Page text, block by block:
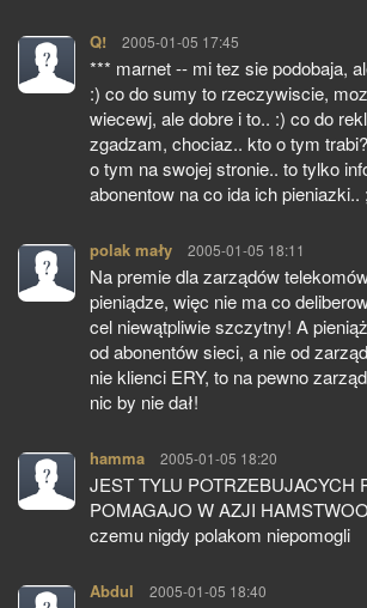
Q! pisze:
2005-01-05 17:45
*** marnet -- mi tez sie podobaja,
:) co do sumy to rzeczywiscie,
wiecewj, ale dobre i to.. :) co do
zgadzam, chociaz.. kto o tym
o tym na swojej stronie.. to tylko
abonentow na co ida ich pieniazki..
polak mały pisze:
2005-01-05 18:11
Na premie dla zarządów
pieniądze, więc nie ma co
cel niewątpliwie szczytny! A
od abonentów sieci, a nie od
nie klienci ERY, to na pewno
nic by nie dał!
hamma pisze:
2005-01-05 18:20
JEST TYLU POTRZEBUJACYCH
POMAGAJO W AZJI
czemu nigdy polakom niepomogli
Abdul pisze:
2005-01-05 18:40